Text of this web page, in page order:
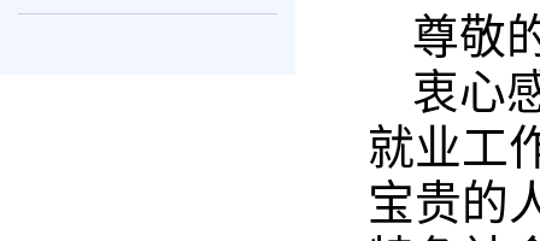
尊敬
衷心
就业工
宝贵的